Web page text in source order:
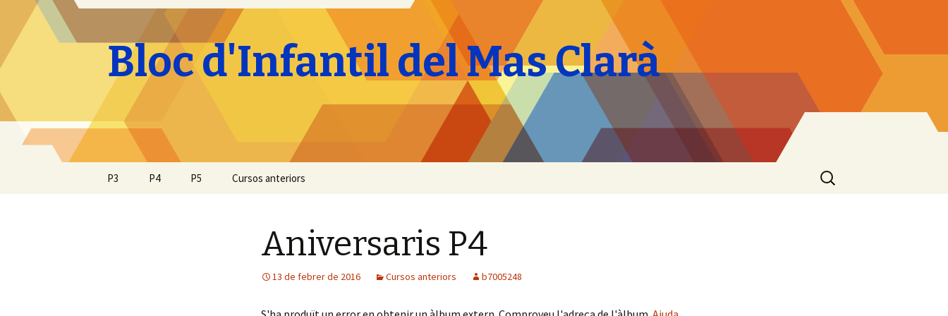
Bloc d'Infantil del Mas Clarà
Vés
P3 P4 P5 Cursos anteriors Cerca:
Aniversaris P4
13 de febrer de 2016 Cursos anteriors b7005248